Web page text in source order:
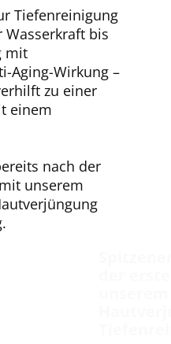
Tiefenreinigung
bis
mit
Aging-Wirkung –
zu einer
einem
nach der
unserem